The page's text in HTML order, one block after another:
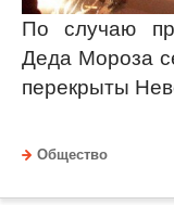
По случаю
Деда Мороза
перекрыты
Общество